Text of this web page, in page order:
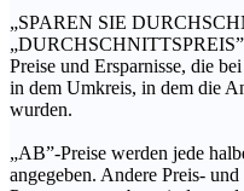
„SPAREN SIE
Preise und Ersparnisse, die
in dem Umkreis, in dem die
wurden.
„AB”-Preise werden jede
angegeben. Andere Preis-